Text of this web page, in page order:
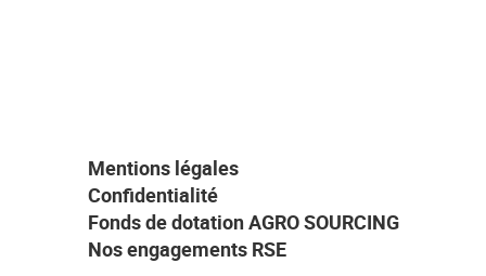
Mentions légales
Confidentialité
Fonds de dotation AGRO SOURCING
Nos engagements RSE